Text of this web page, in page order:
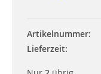
Artikelnummer
Lieferzeit